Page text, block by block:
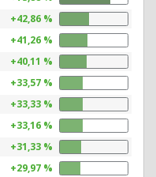
+42,86 %
+41,26 %
+40,11 %
+33,57 %
+33,33 %
+33,16 %
+31,33 %
+29,97 %